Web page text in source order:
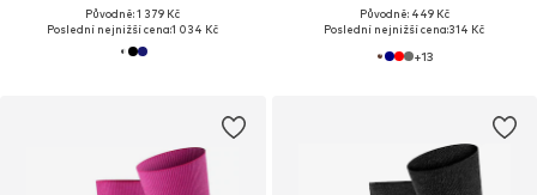
Původně: 1 379 Kč
Poslední nejnižší cena:1 034 Kč
Původně: 449 Kč
Poslední nejnižší cena:314 Kč
+13